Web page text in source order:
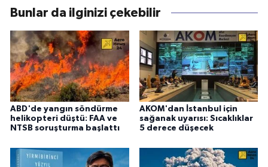
Bunlar da ilginizi çekebilir
ABD'de yangın söndürme
helikopteri düştü: FAA ve
NTSB soruşturma başlattı
AKOM'dan İstanbul için
sağanak uyarısı: Sıcaklıklar
5 derece düşecek